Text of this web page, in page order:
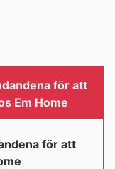
för att
Em Home
för att